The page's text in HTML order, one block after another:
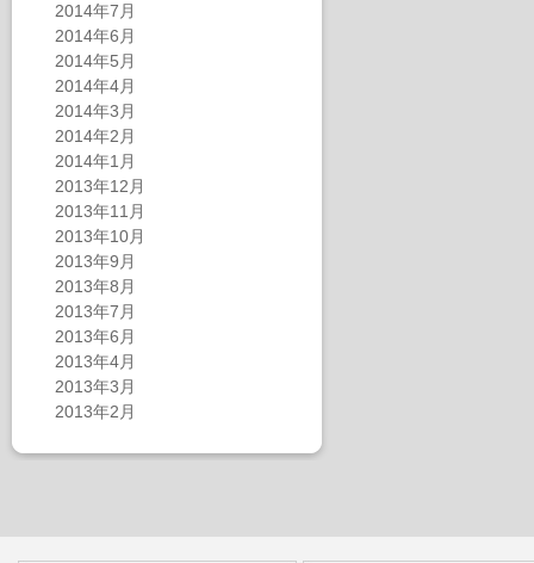
2014年7月
2014年6月
2014年5月
2014年4月
2014年3月
2014年2月
2014年1月
2013年12月
2013年11月
2013年10月
2013年9月
2013年8月
2013年7月
2013年6月
2013年4月
2013年3月
2013年2月